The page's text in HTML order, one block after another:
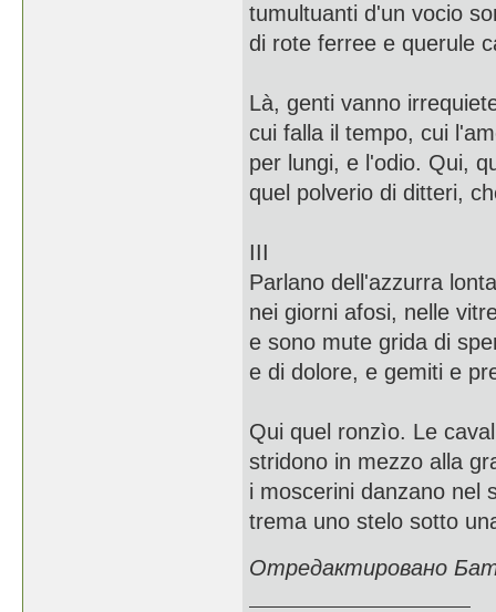
tumultuanti d'un vocio
di rote ferree e querule
Là, genti vanno
cui falla il tempo, cui
per lungi, e l'odio. Qui,
quel polverio di ditteri,
III
Parlano dell'azzurra
nei giorni afosi, nelle
e sono mute grida di
e di dolore, e gemiti e
Qui quel ronzìo. Le
stridono in mezzo alla
i moscerini danzano nel
trema uno stelo sotto
Отредактировано